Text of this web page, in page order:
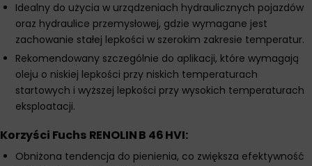
Idealny do użycia w urządzeniach hydraulicznych pojazdów
oraz hydraulice przemysłowej, gdzie wymagane jest
zachowanie stałej lepkości w szerokim zakresie temperatur.
Rekomendowany szczególnie do aplikacji, które wymagają
oleju o niskiej lepkości przy niskich temperaturach
startowych i wyższej lepkości przy wysokich temperaturach
eksploatacji.
Korzyści Fuchs RENOLIN B 46 HVI:
Obniżona tendencja do pienienia, co zwiększa efektywność